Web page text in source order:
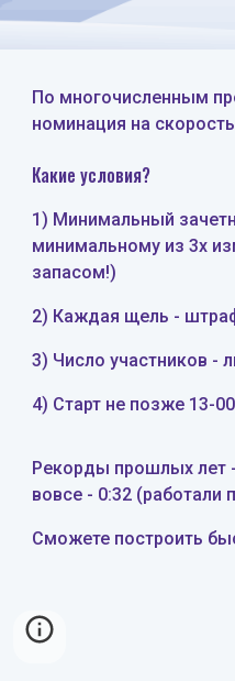
По многочисленным
номинация на
Какие условия?
1) Минимальный
минимальному из 3х
запасом!)
2) Каждая щель -
3) Число участников -
4) Старт не позже 13-00
Рекорды прошлых лет
вовсе - 0:32 (работали
Сможете построить